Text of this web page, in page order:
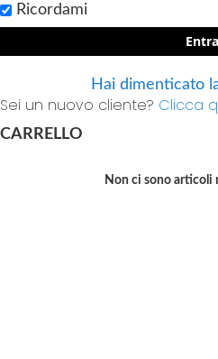
Ricordami
Entra
Hai dimenticato
Sei un nuovo cliente? Clicca
CARRELLO
Non ci sono articoli